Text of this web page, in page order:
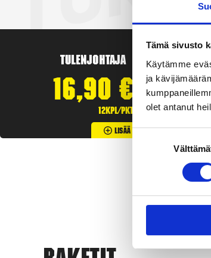
Tämä sivusto
Käytämme
ja
olet antanut
Tulenjohtaja
16,90 €
12kpl/pkt
Lisää Ostoslistaan